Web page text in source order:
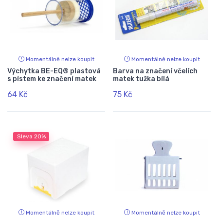
Momentálně nelze koupit
Výchytka BE-EQ® plastová
s pístem ke značení matek
64 Kč
Momentálně nelze koupit
Barva na značení včelích
matek tužka bílá
75 Kč
Sleva 20%
Momentálně nelze koupit Momentálně nelze koupit